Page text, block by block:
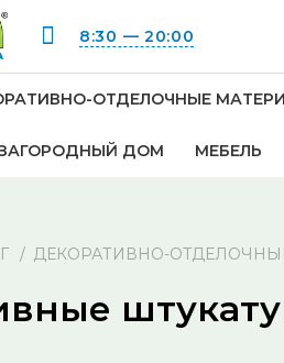
8:30 — 20:00
ОТДЕЛОЧНЫЕ
ДОМ МЕБЕЛЬ
ДЕКОРАТИВНО-